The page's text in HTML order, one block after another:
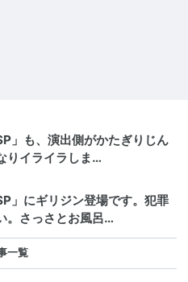
」も、演出側がかたぎりじん
りイライラしま…
」にギリジン登場です。犯罪
。さっさとお風呂…
一覧